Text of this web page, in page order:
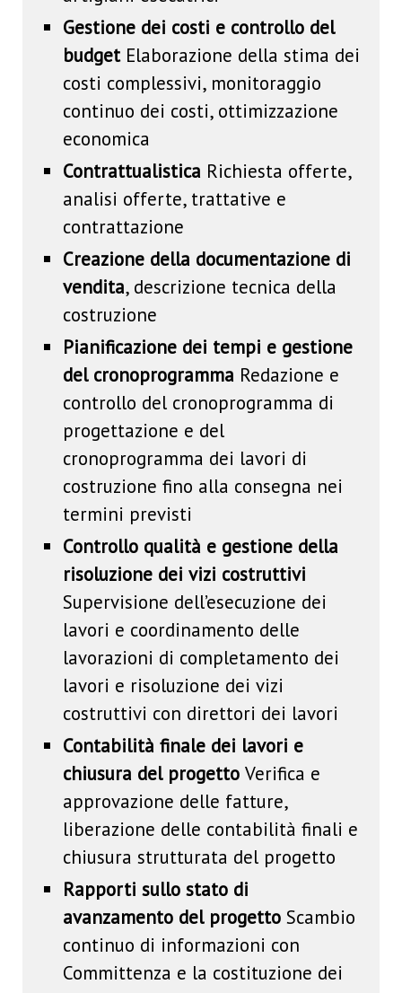
Gestione dei costi e controllo del
budgetElaborazione della stima dei
costi complessivi, monitoraggio
continuo dei costi, ottimizzazione
economica
Contrattualistica Richiesta offerte,
analisi offerte, trattative e
contrattazione
Creazione della documentazione di
vendita, descrizione tecnica della
costruzione
Pianificazione dei tempi e gestione
del cronoprogramma Redazione e
controllo del cronoprogramma di
progettazione e del
cronoprogramma dei lavori di
costruzione fino alla consegna nei
termini previsti
Controllo qualità e gestione della
risoluzione dei vizi costruttivi
Supervisione dell’esecuzione dei
lavori e coordinamento delle
lavorazioni di completamento dei
lavori e risoluzione dei vizi
costruttivi con direttori dei lavori
Contabilità finale dei lavori e
chiusura del progetto Verifica e
approvazione delle fatture,
liberazione delle contabilità finali e
chiusura strutturata del progetto
Rapporti sullo stato di
avanzamento del progetto Scambio
continuo di informazioni con
Committenza e la costituzione dei